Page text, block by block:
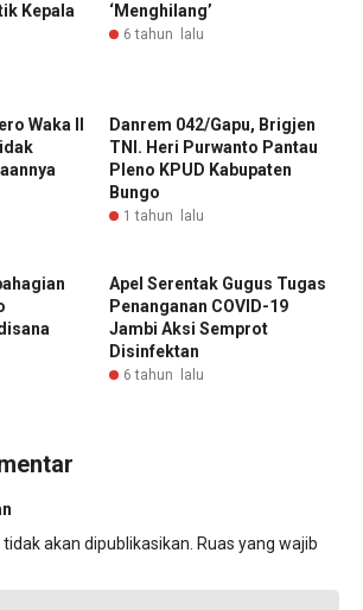
Kepala
‘Menghilang’
6 tahun lalu
Waka II
Danrem 042/Gapu, Brigjen
TNI. Heri Purwanto Pantau
Pleno KPUD Kabupaten
Bungo
1 tahun lalu
Apel Serentak Gugus Tugas
Penanganan COVID-19
Jambi Aksi Semprot
Disinfektan
6 tahun lalu
akan dipublikasikan. Ruas yang wajib